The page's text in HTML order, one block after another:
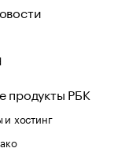
продукты РБК
хостинг